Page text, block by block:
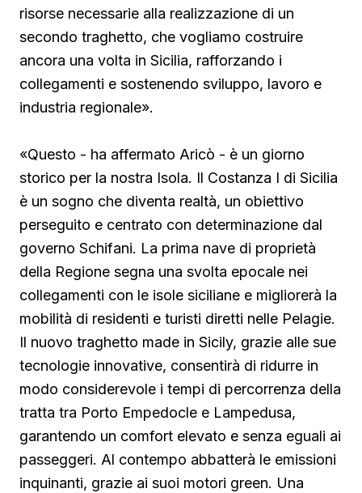
risorse necessarie alla realizzazione di un
secondo traghetto, che vogliamo costruire
ancora una volta in Sicilia, rafforzando i
collegamenti e sostenendo sviluppo, lavoro e
industria regionale».
«Questo - ha affermato Aricò - è un giorno
storico per la nostra Isola. Il Costanza I di Sicilia
è un sogno che diventa realtà, un obiettivo
perseguito e centrato con determinazione dal
governo Schifani. La prima nave di proprietà
della Regione segna una svolta epocale nei
collegamenti con le isole siciliane e migliorerà la
mobilità di residenti e turisti diretti nelle Pelagie.
Il nuovo traghetto made in Sicily, grazie alle sue
tecnologie innovative, consentirà di ridurre in
modo considerevole i tempi di percorrenza della
tratta tra Porto Empedocle e Lampedusa,
garantendo un comfort elevato e senza eguali ai
passeggeri. Al contempo abbatterà le emissioni
inquinanti, grazie ai suoi motori green. Una